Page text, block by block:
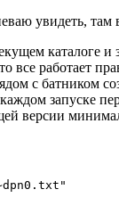
увидеть, там
каталоге и
все работает
с батником
запуске
версии